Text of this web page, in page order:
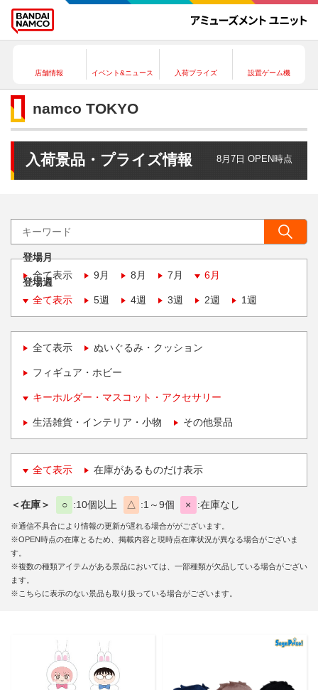
店舗情報 イベント&ニュース 入荷プライズ 設置ゲーム機
namco TOKYO
入荷景品・プライズ情報 8月7日 OPEN時点
登場月
全て表示
9月 8月 7月 6月
登場週
全て表示
5週 4週 3週 2週 1週
全て表示 ぬいぐるみ・クッション
フィギュア・ホビー
キーホルダー・マスコット・アクセサリー
生活雑貨・インテリア・小物 その他景品
全て表示 在庫があるものだけ表示
＜在庫＞ ○ 10個以上 △ 1～9個 × 在庫なし
※通信不具合により情報の更新が遅れる場合ががございます。
※OPEN時点の在庫とるため、掲載内容と現時点在庫状況が異なる場合がございま
す。
※複数の種類アイテムがある景品においては、一部種類が欠品している場合がござい
ます。
※こちらに表示のない景品も取り扱っている場合がございます。